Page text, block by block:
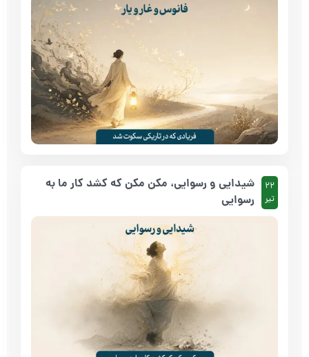
22
تیر
شیدایی و رسوایی، مکن مکن که کشد کار ما به
رسوایی